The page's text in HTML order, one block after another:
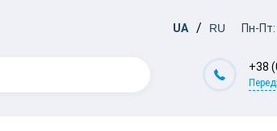
UA RU Пн-
+38